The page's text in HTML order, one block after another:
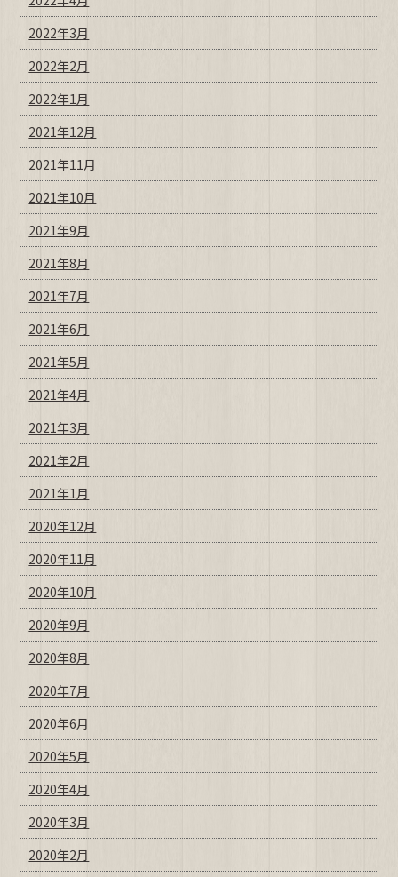
2022年3月
2022年2月
2022年1月
2021年12月
2021年11月
2021年10月
2021年9月
2021年8月
2021年7月
2021年6月
2021年5月
2021年4月
2021年3月
2021年2月
2021年1月
2020年12月
2020年11月
2020年10月
2020年9月
2020年8月
2020年7月
2020年6月
2020年5月
2020年4月
2020年3月
2020年2月